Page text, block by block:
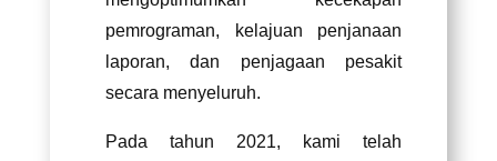
pemrograman, kelajuan penjanaan
laporan, dan penjagaan pesakit
secara menyeluruh.
Pada tahun 2021, kami telah